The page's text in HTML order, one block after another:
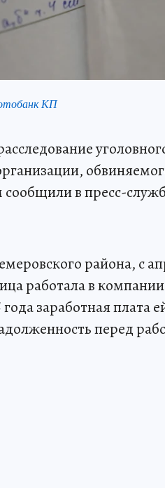
КП
в пресс-
района, с
работала в
заработная плата
перед